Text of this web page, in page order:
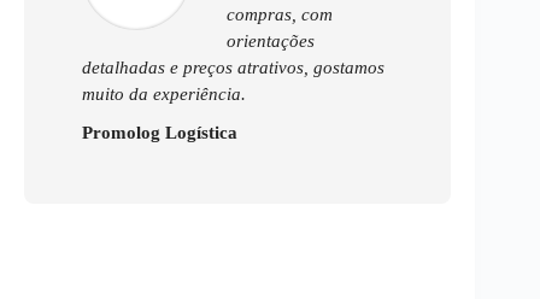
compras, com
orientações
detalhadas e preços atrativos, gostamos
muito da experiência.
Promolog Logística